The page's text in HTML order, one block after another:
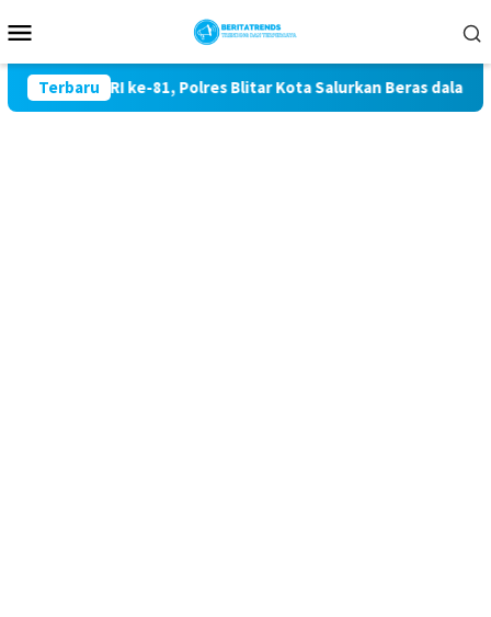
ke
Mobile
Terbaru
RI ke-81, Polres Blitar Kota Salurkan Beras dalam Gerakan